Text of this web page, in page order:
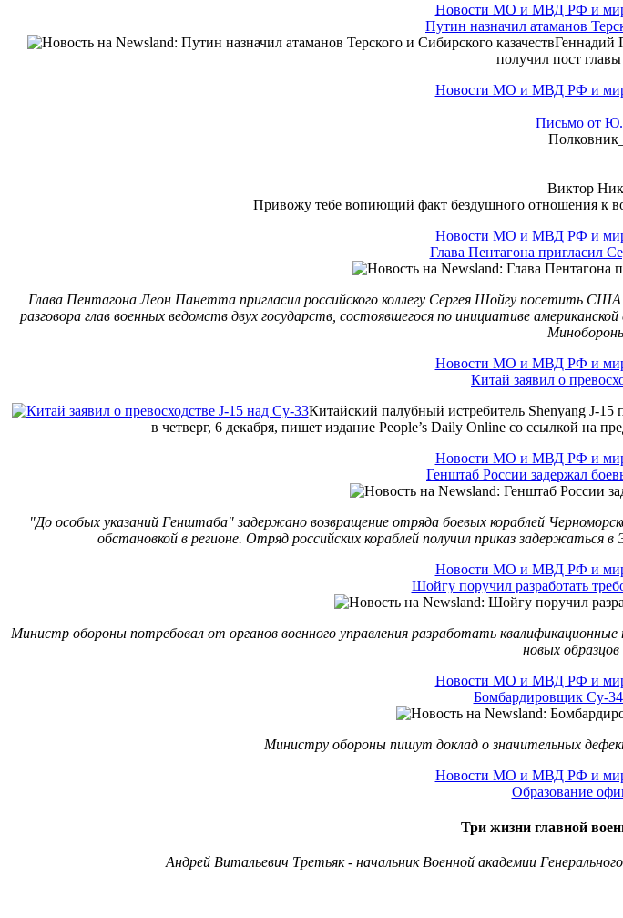
Новости МО и МВД РФ и
Путин назначил атаманов
Геннадий
получил пост главы
Новости МО и МВД РФ и
Письмо от
Виктор
Привожу тебе вопиющий факт бездушного отношения к
Новости МО и МВД РФ и
Глава Пентагона пригласил
Глава Пентагона Леон Панетта пригласил российского коллегу Сергея Шойгу посетить
разговора глав военных ведомств двух государств, состоявшегося по инициативе
Новости МО и МВД РФ и
Китай заявил о
Китайский палубный истребитель Shenyang J-15
в четверг, 6 декабря, пишет издание People’s Daily Online со ссылкой на
Новости МО и МВД РФ и
Генштаб России задержал
"До особых указаний Генштаба" задержано возвращение отряда боевых кораблей
обстановкой в регионе. Отряд российских кораблей получил приказ задержаться
Новости МО и МВД РФ и
Шойгу поручил разработать
Министр обороны потребовал от органов военного управления разработать
новых
Новости МО и МВД РФ и
Бомбардировщик Су-
Министру обороны пишут доклад о значительных
Новости МО и МВД РФ и
Образование
Три жизни главной
Андрей Витальевич Третьяк - начальник Военной академии